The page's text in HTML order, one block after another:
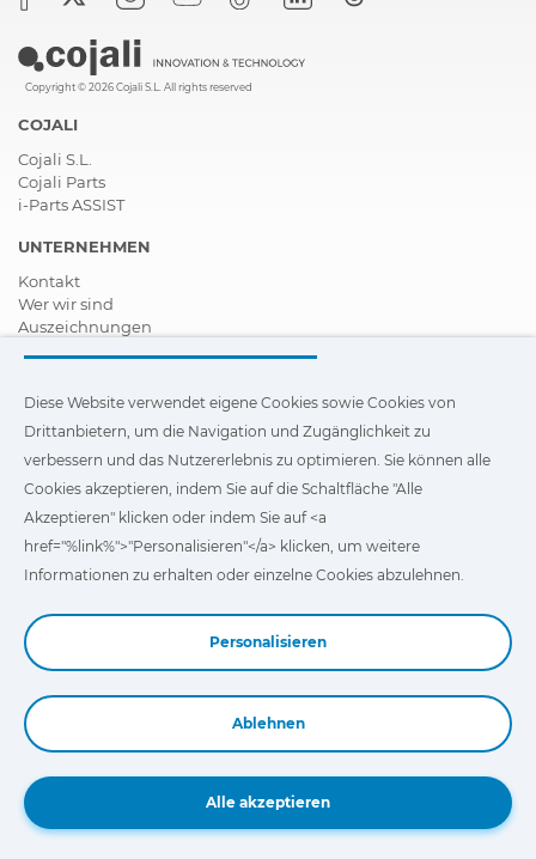
Copyright © 2026 Cojali S.L. All rights reserved
COJALI
Cojali S.L.
Cojali Parts
i-Parts ASSIST
UNTERNEHMEN
Kontakt
Wer wir sind
Auszeichnungen
Vertragshändler werden
Videos
FAQ - Häufig gestellte Fragen (FAQs)
Diese Website verwendet eigene Cookies und Cookies von
Drittanbietern, um die Navigation und Zugänglichkeit unserer
Website zu verbessern und das Nutzererlebnis zu optimieren.
Sie können auf"Einstellungen"klicken, um weitere
Verwendung anzupassen oder abzulehnen.
Diese Website verwendet eigene Cookies sowie Cookies von
Drittanbietern, um die Navigation und Zugänglichkeit zu
verbessern und das Nutzererlebnis zu optimieren. Sie können alle
Cookies akzeptieren, indem Sie auf die Schaltfläche "Alle
Akzeptieren" klicken oder indem Sie auf <a
href="%link%">"Personalisieren"</a> klicken, um weitere
Informationen zu erhalten oder einzelne Cookies abzulehnen.
Personalisieren
Ablehnen
Alle akzeptieren